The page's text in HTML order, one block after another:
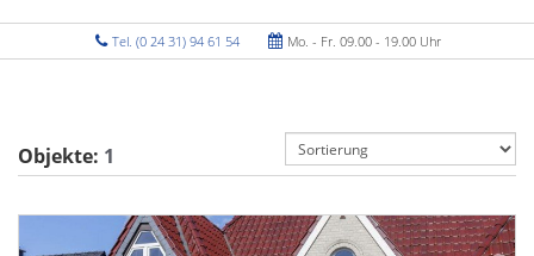
Tel. (0 24 31) 94 61 54 Mo. - Fr. 09.00 - 19.00 Uhr
Objekte: 1